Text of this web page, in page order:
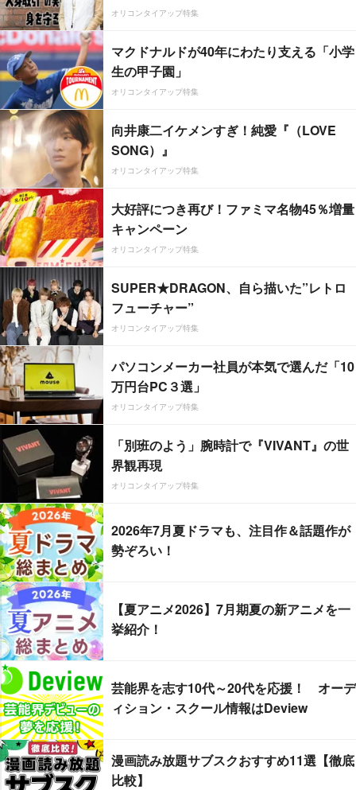
オリコンタイアップ特集
マクドナルドが40年にわたり支える「小学
生の甲子園」
オリコンタイアップ特集
向井康二イケメンすぎ！純愛『（LOVE
SONG）』
オリコンタイアップ特集
大好評につき再び！ファミマ名物45％増量
キャンペーン
オリコンタイアップ特集
SUPER★DRAGON、自ら描いた”レトロ
フューチャー”
オリコンタイアップ特集
パソコンメーカー社員が本気で選んだ「10
万円台PC３選」
オリコンタイアップ特集
「別班のよう」腕時計で『VIVANT』の世
界観再現
オリコンタイアップ特集
2026年7月夏ドラマも、注目作＆話題作が
勢ぞろい！
【夏アニメ2026】7月期夏の新アニメを一
挙紹介！
芸能界を志す10代～20代を応援！ オーデ
ィション・スクール情報はDeview
漫画読み放題サブスクおすすめ11選【徹底
比較】